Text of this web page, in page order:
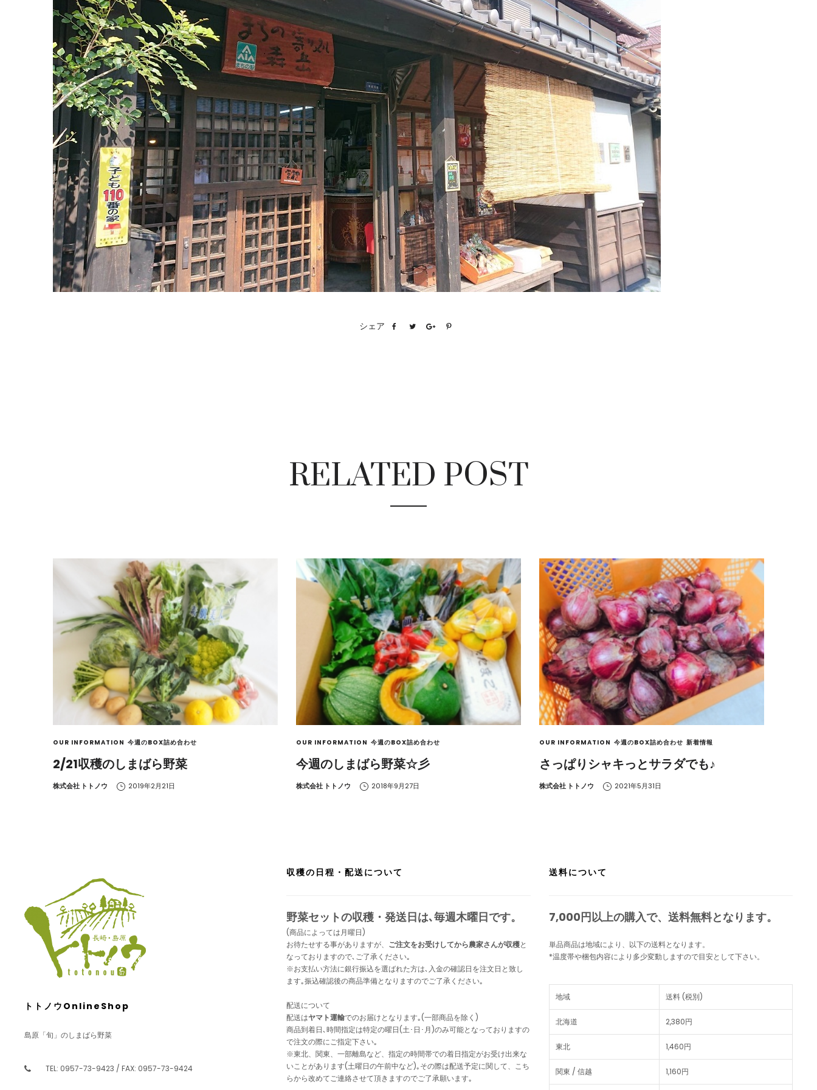
シェア
RELATED POST
OUR INFORMATION 今週のBOX詰め合わせ
2/21収穫のしまばら野菜
by
株式会社 トトノウ 2019年2月21日
OUR INFORMATION 今週のBOX詰め合わせ
今週のしまばら野菜☆彡
by
株式会社 トトノウ 2018年9月27日
OUR INFORMATION 今週のBOX詰め合わせ 新着情報
さっぱりシャキっとサラダでも♪
by
株式会社 トトノウ 2021年5月31日
トトノウOnlineShop
島原「旬」のしまばら野菜
TEL: 0957-73-9423 / FAX: 0957-73-9424
収穫の日程・配送について
野菜セットの収穫・発送日は､毎週木曜日です。
(商品によっては月曜日)
お待たせする事がありますが、 ご注文をお受けしてから農家さんが収穫と
なっておりますので､ご了承ください｡
※お支払い方法に銀行振込を選ばれた方は､入金の確認日を注文日と致し
ます｡振込確認後の商品準備となりますのでご了承ください｡
配送について
配送はヤマト運輸でのお届けとなります｡(一部商品を除く)
商品到着日､時間指定は特定の曜日(土･日･月)のみ可能となっておりますの
で注文の際にご指定下さい｡
※東北、関東、一部離島など、指定の時間帯での着日指定がお受け出来な
いことがあります(土曜日の午前中など)｡その際は配送予定に関して、こち
らから改めてご連絡させて頂きますのでご了承願います｡
送料について
7,000円以上の購入で、 送料無料となります。
単品商品は地域により、以下の送料となります。
*温度帯や梱包内容により多少変動しますので目安として下さい。
地域 送料 (税別)
北海道 2,380円
東北 1,460円
関東 / 信越 1,160円